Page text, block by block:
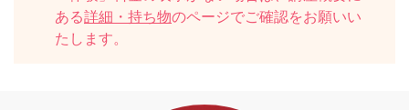
ある詳細・持ち物のページでご確認をお願いい
たします。